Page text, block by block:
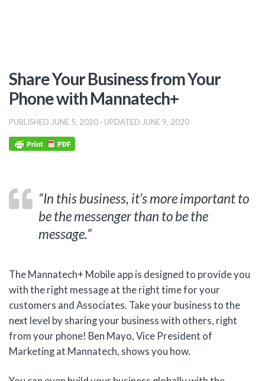
Share Your Business from Your
Phone with Mannatech+
PUBLISHED JUNE 5, 2020 · UPDATED JUNE 9, 2020
“In this business, it’s more important to
be the messenger than to be the
message.”
The Mannatech+ Mobile app is designed to provide you
with the right message at the right time for your
customers and Associates. Take your business to the
next level by sharing your business with others, right
from your phone! Ben Mayo, Vice President of
Marketing at Mannatech, shows you how.